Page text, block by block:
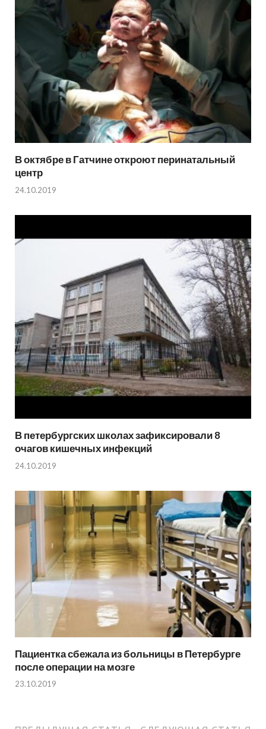
В октябре в Гатчине откроют перинатальный
центр
24.10.2019
В петербургских школах зафиксировали 8
очагов кишечных инфекций
24.10.2019
Пациентка сбежала из больницы в Петербурге
после операции на мозге
23.10.2019